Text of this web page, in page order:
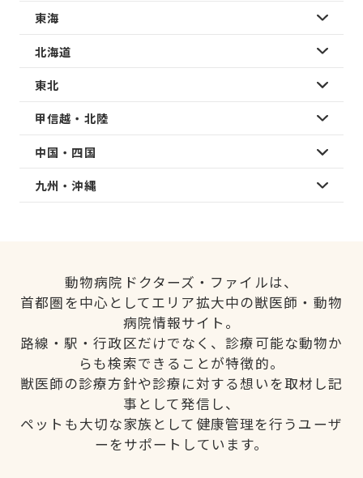
東海
北海道
東北
甲信越・北陸
中国・四国
九州・沖縄
動物病院ドクターズ・ファイルは、
首都圏を中心としてエリア拡大中の獣医師・動物
病院情報サイト。
路線・駅・行政区だけでなく、診療可能な動物か
らも検索できることが特徴的。
獣医師の診療方針や診療に対する想いを取材し記
事として発信し、
ペットも大切な家族として健康管理を行うユーザ
ーをサポートしています。